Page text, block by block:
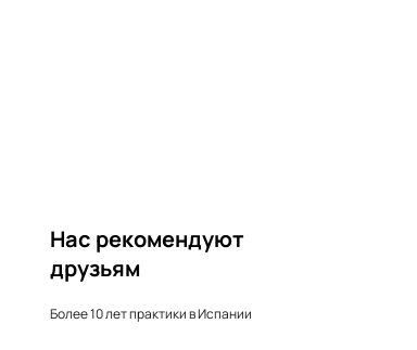
Нас рекомендуют
друзьям
Более 10 лет практики в Испании